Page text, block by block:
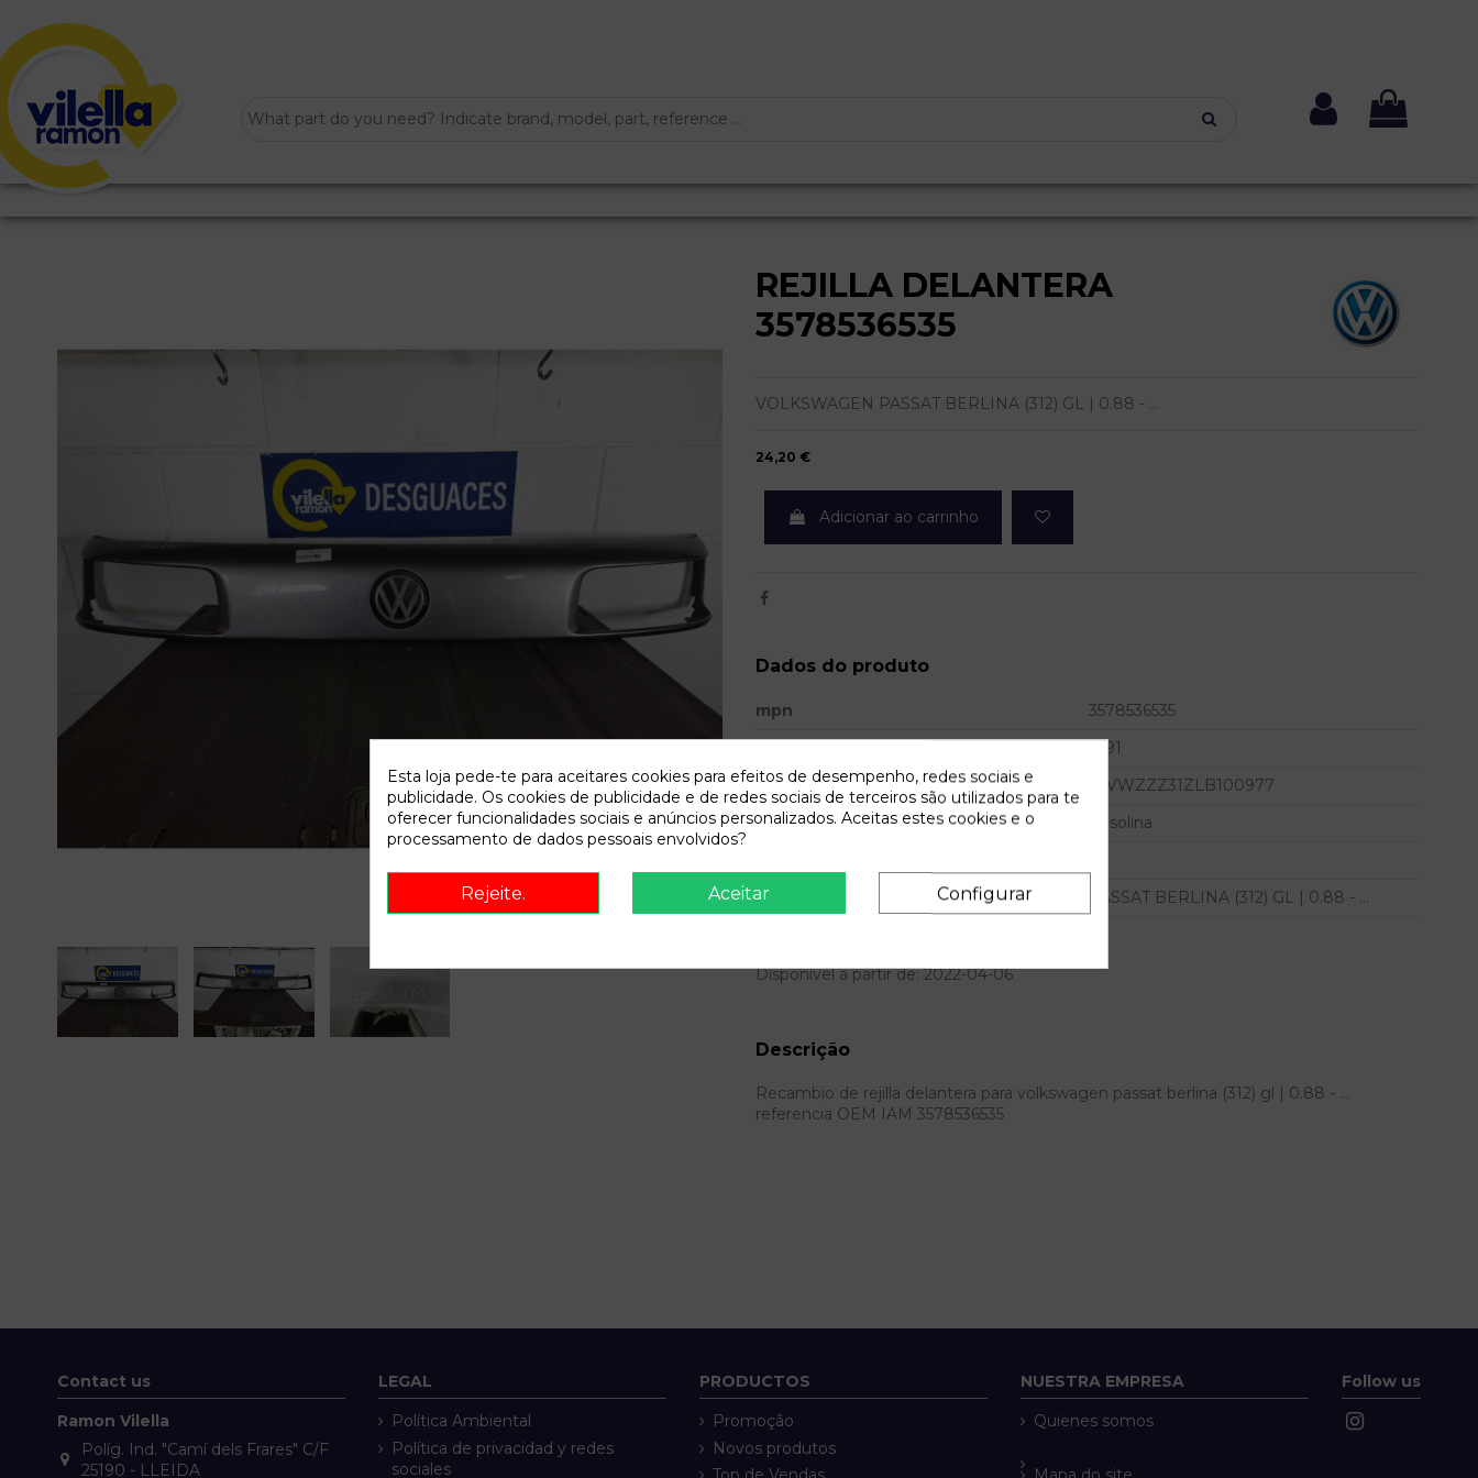
REJILLA DELANTERA
3578536535
VOLKSWAGEN PASSAT BERLINA (312) GL | 0.88 - ...
24,20 €
Adicionar ao carrinho
Dados do produto
mpn
3578536535
1991
Bastidor
WVWZZZ31ZLB100977
Combustible
Gasolina
Modelo
PASSAT BERLINA (312) GL | 0.88 - ...
Disponível a partir de: 2022-04-06
Descrição
Recambio de rejilla delantera para volkswagen passat berlina (312) gl | 0.88 - ...
referencia OEM IAM 3578536535
Contact us
Ramon Vilella
Políg. Ind. "Camí dels Frares" C/F
25190 - LLEIDA
LEGAL
Política Ambiental
Política de privacidad y redes
sociales
PRODUCTOS
Promoção
Novos produtos
NUESTRA EMPRESA
Quienes somos
Follow us
Esta loja pede-te para aceitares cookies para efeitos de desempenho, redes sociais e
publicidade. Os cookies de publicidade e de redes sociais de terceiros são utilizados para te
oferecer funcionalidades sociais e anúncios personalizados. Aceitas estes cookies e o
processamento de dados pessoais envolvidos?
Rejeite. Aceitar Configurar